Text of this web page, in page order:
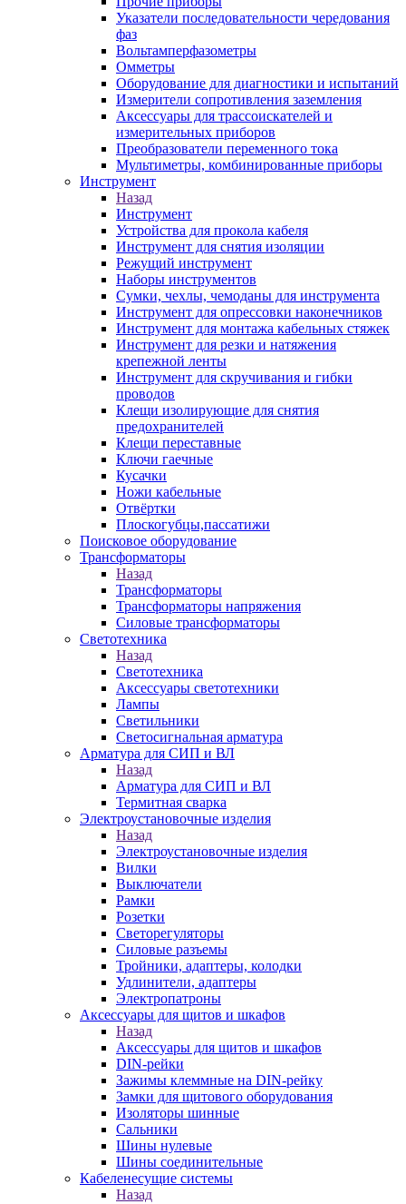
Указатели последовательности чередования
фаз
Вольтамперфазометры
Омметры
Оборудование для диагностики и испытаний
Измерители сопротивления заземления
Аксессуары для трассоискателей и
измерительных приборов
Преобразователи переменного тока
Мультиметры, комбинированные приборы
Инструмент
Назад
Инструмент
Устройства для прокола кабеля
Инструмент для снятия изоляции
Режущий инструмент
Наборы инструментов
Сумки, чехлы, чемоданы для инструмента
Инструмент для опрессовки наконечников
Инструмент для монтажа кабельных стяжек
Инструмент для резки и натяжения
крепежной ленты
Инструмент для скручивания и гибки
проводов
Клещи изолирующие для снятия
предохранителей
Клещи переставные
Ключи гаечные
Кусачки
Ножи кабельные
Отвёртки
Плоскогубцы,пассатижи
Поисковое оборудование
Трансформаторы
Назад
Трансформаторы
Трансформаторы напряжения
Силовые трансформаторы
Светотехника
Назад
Светотехника
Аксессуары светотехники
Лампы
Светильники
Светосигнальная арматура
Арматура для СИП и ВЛ
Назад
Арматура для СИП и ВЛ
Термитная сварка
Электроустановочные изделия
Назад
Электроустановочные изделия
Вилки
Выключатели
Рамки
Розетки
Светорегуляторы
Силовые разъемы
Тройники, адаптеры, колодки
Удлинители, адаптеры
Электропатроны
Аксессуары для щитов и шкафов
Назад
Аксессуары для щитов и шкафов
DIN-рейки
Зажимы клеммные на DIN-рейку
Замки для щитового оборудования
Изоляторы шинные
Сальники
Шины нулевые
Шины соединительные
Кабеленесущие системы
Назад